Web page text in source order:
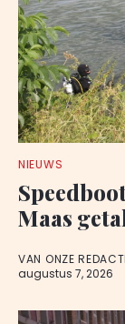
NIEUWS
Maas
VAN ONZE
augustus 7, 2026